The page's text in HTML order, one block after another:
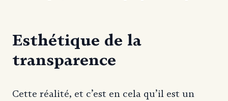
Esthétique de la
transparence
Cette réalité, et c’est en cela qu’il est un